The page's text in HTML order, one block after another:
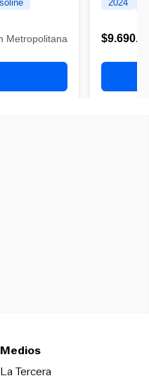
Medios
La TerceraOpens in new